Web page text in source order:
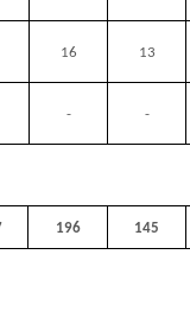
16 13
- -
196 145